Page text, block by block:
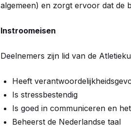
algemeen) en zorgt ervoor dat de
Instroomeisen
Deelnemers zijn lid van de
Heeft
Is stressbestendig
Is goed in communiceren en
Beheerst de Nederlandse taal